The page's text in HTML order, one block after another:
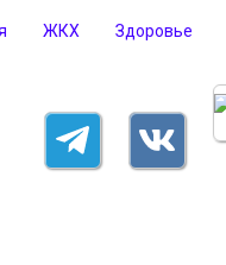
ЖКХ Здоровье